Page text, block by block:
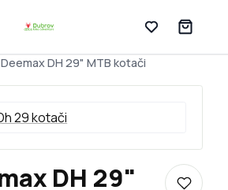
Lista želja
DH 29" MTB kotači
DH 29"